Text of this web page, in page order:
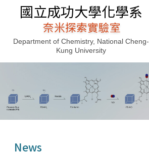
國立成功大學化學系
奈米探索實驗室
Department of Chemistry, National Cheng-
Kung University
News